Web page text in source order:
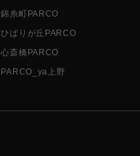
錦糸町PARCO
ひばりが丘PARCO
心斎橋PARCO
PARCO_ya上野